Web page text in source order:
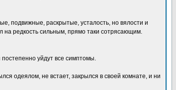
подвижные, раскрытые, усталость, но вялости и
на редкость сильным, прямо таки сотрясающим.
постепенно уйдут все симптомы.
одеялом, не встает, закрылся в своей комнате, и ни